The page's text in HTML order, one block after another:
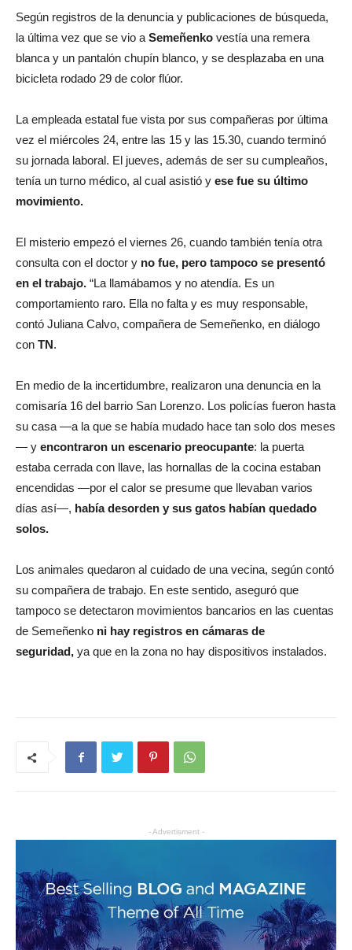
Según registros de la denuncia y publicaciones de búsqueda,
la última vez que se vio a Semeñenko vestía una remera
blanca y un pantalón chupín blanco, y se desplazaba en una
bicicleta rodado 29 de color flúor.
La empleada estatal fue vista por sus compañeras por última
vez el miércoles 24, entre las 15 y las 15.30, cuando terminó
su jornada laboral. El jueves, además de ser su cumpleaños,
tenía un turno médico, al cual asistió y ese fue su último
movimiento.
El misterio empezó el viernes 26, cuando también tenía otra
consulta con el doctor y no fue, pero tampoco se presentó
en el trabajo. “La llamábamos y no atendía. Es un
comportamiento raro. Ella no falta y es muy responsable,
contó Juliana Calvo, compañera de Semeñenko, en diálogo
con TN.
En medio de la incertidumbre, realizaron una denuncia en la
comisaría 16 del barrio San Lorenzo. Los policías fueron hasta
su casa —a la que se había mudado hace tan solo dos meses
— y encontraron un escenario preocupante: la puerta
estaba cerrada con llave, las hornallas de la cocina estaban
encendidas —por el calor se presume que llevaban varios
días así—, había desorden y sus gatos habían quedado
solos.
Los animales quedaron al cuidado de una vecina, según contó
su compañera de trabajo. En este sentido, aseguró que
tampoco se detectaron movimientos bancarios en las cuentas
de Semeñenko ni hay registros en cámaras de
seguridad, ya que en la zona no hay dispositivos instalados.
- Advertisment -